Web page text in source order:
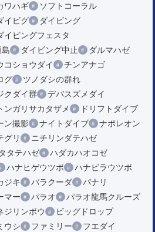
ワハギ
ソフトコーラル
イビグ
ダイビング
イビングフェスタ
ダイビング中止
ダルマハゼ
コショウダイ
チンアナゴ
グ
ツノダシの群れ
クダイ群
デバスズメダイ
ンガリサカタザメ
ドリフトダイブ
ン撮影 ナイトダイブ
ナポレオン
グリ
ニチリンダテハゼ
タテハゼ
ハダカハオコゼ
ハナヒゲウツボ
ハナビラウツボ
ジキ バラクーダ
パナリ
マー パラオ
パラオ龍馬クルーズ
ジリンボウ
ビッグドロップ
ウシ ファミリー
フエダイ